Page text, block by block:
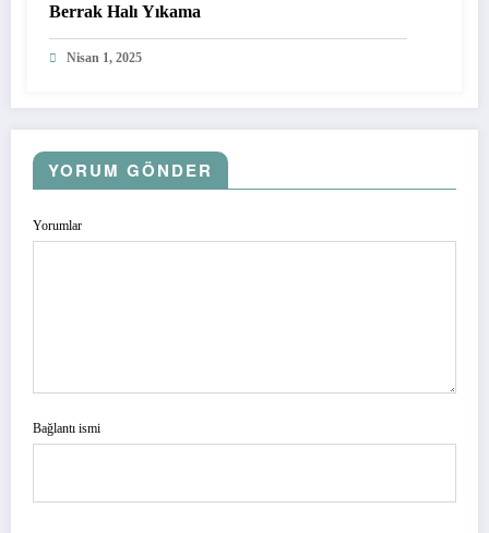
Berrak Halı Yıkama
Nisan 1, 2025
YORUM GÖNDER
Yorumlar
Bağlantı ismi